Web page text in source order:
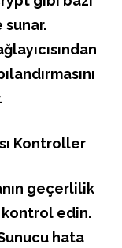
sunar.
Kontroller
geçerlilik
kontrol edin.
hata